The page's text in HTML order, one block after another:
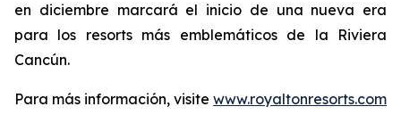
en diciembre marcará el inicio de una nueva era
para los resorts más emblemáticos de la Riviera
Cancún.
Para más información, visite www.royaltonresorts.com